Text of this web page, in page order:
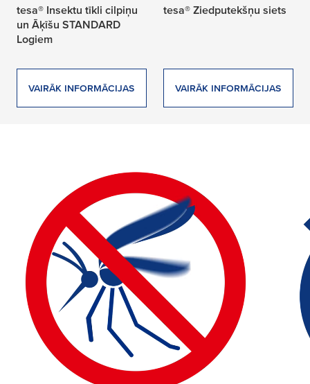
tesa® Insektu tīkli cilpiņu
un Āķīšu STANDARD
Logiem
VAIRĀK INFORMĀCIJAS
tesa® Ziedputekšņu siets
VAIRĀK INFORMĀCIJAS